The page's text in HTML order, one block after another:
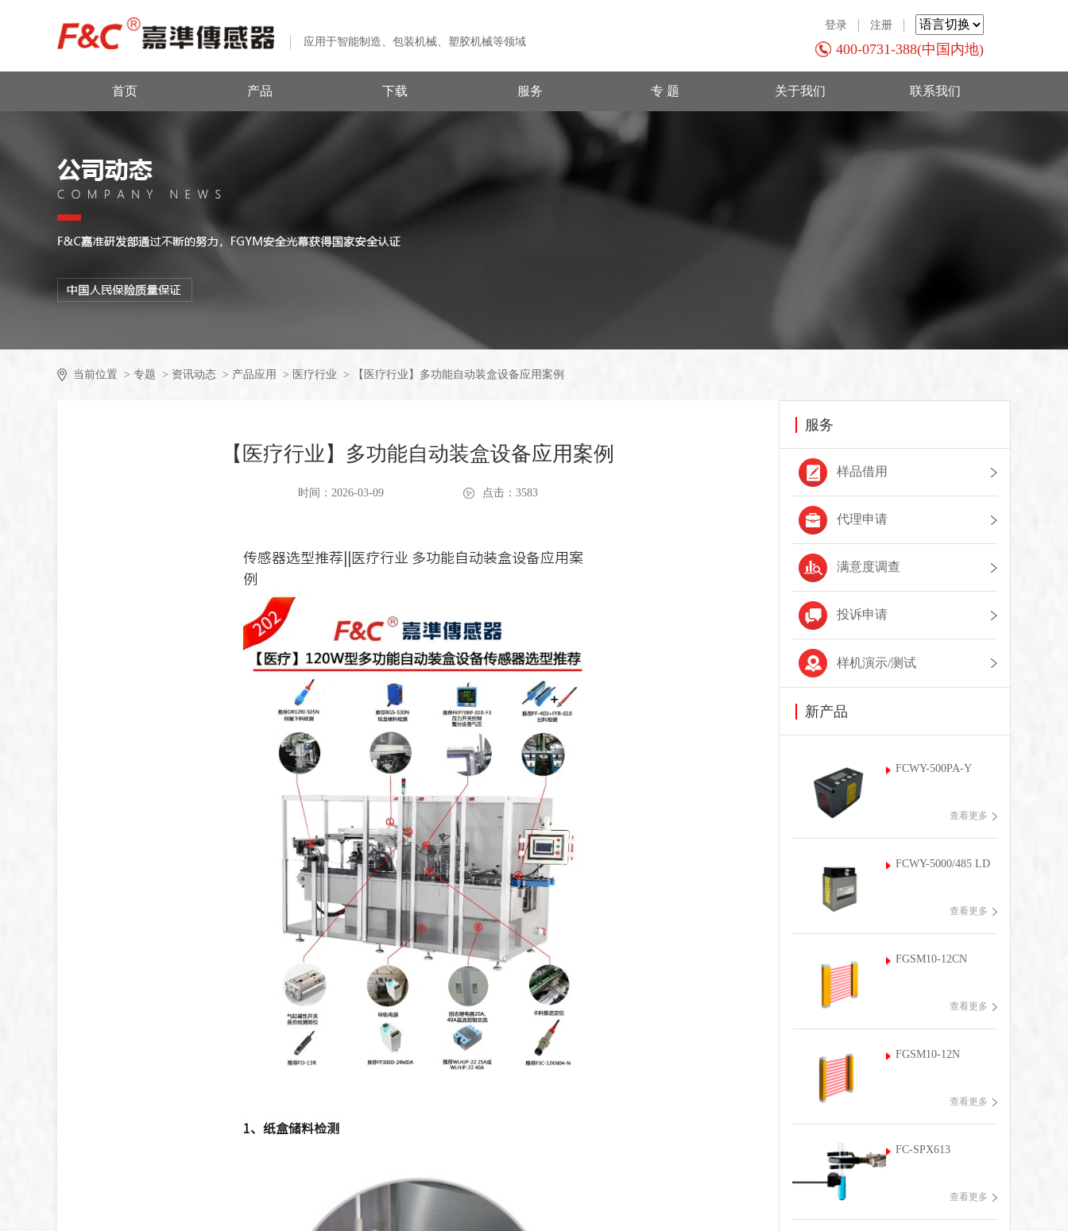
应用于智能制造、包装机械、塑胶机械等领域
登录 注册
400-0731-388(中国内地)
首页 产品 下载 服务 专 题 关于我们 联系我们
当前位置 > 专题 > 资讯动态 > 产品应用 > 医疗行业 > 【医疗行业】多功能自动装盒设备应用案例
【医疗行业】多功能自动装盒设备应用案例
时间：2026-03-09 点击：3583
服务
样品借用
代理申请
满意度调查
投诉申请
样机演示/测试
新产品
FCWY-500PA-Y
查看更多
FCWY-5000/485 LD
查看更多
FGSM10-12CN
查看更多
FGSM10-12N
查看更多
FC-SPX613
查看更多